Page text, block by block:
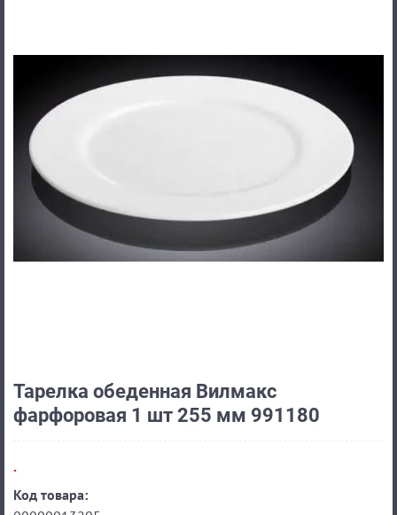
Тарелка обеденная Вилмакс
фарфоровая 1 шт 255 мм 991180
.
Код товара: